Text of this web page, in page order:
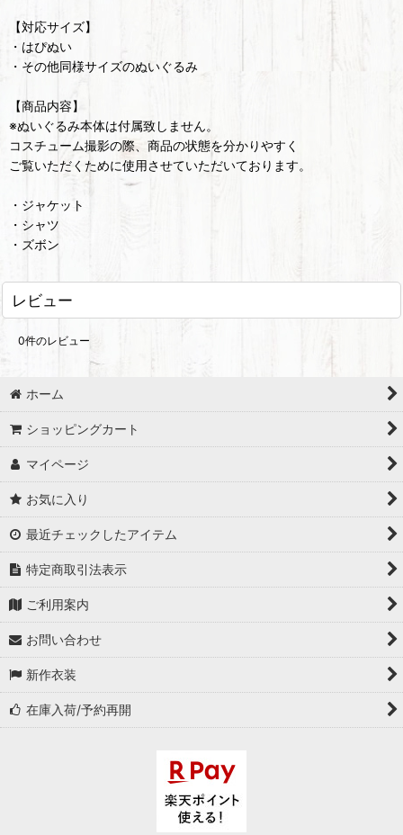
【対応サイズ】
・はぴぬい
・その他同様サイズのぬいぐるみ
【商品内容】
※ぬいぐるみ本体は付属致しません。
コスチューム撮影の際、商品の状態を分かりやすく
ご覧いただくために使用させていただいております。
・ジャケット
・シャツ
・ズボン
レビュー
0件のレビュー
ホーム
ショッピングカート
マイページ
お気に入り
最近チェックしたアイテム
特定商取引法表示
ご利用案内
お問い合わせ
新作衣装
在庫入荷/予約再開